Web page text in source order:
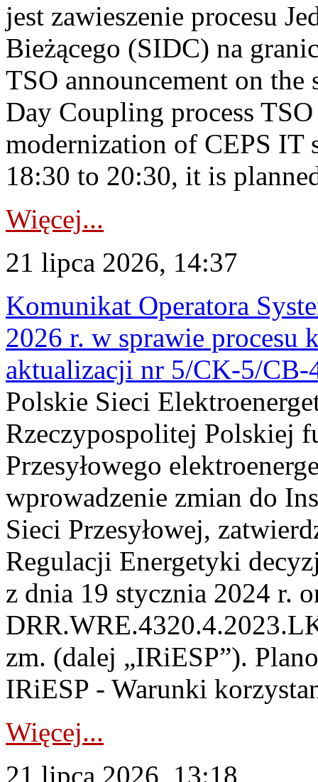
jest zawieszenie procesu
Bieżącego (SIDC) na
TSO announcement on
Day Coupling process
modernization of CEPS IT
18:30 to 20:30, it is
Więcej...
21 lipca 2026, 14:37
Komunikat Operatora
2026 r. w sprawie
aktualizacji nr 5/CK-5/CB-
Polskie Sieci
Rzeczypospolitej Polskiej
Przesyłowego
wprowadzenie zmian do
Sieci Przesyłowej,
Regulacji Energetyki
z dnia 19 stycznia 2024 r.
zm. (dalej „IRiESP”).
IRiESP - Warunki
Więcej...
21 lipca 2026, 13:18